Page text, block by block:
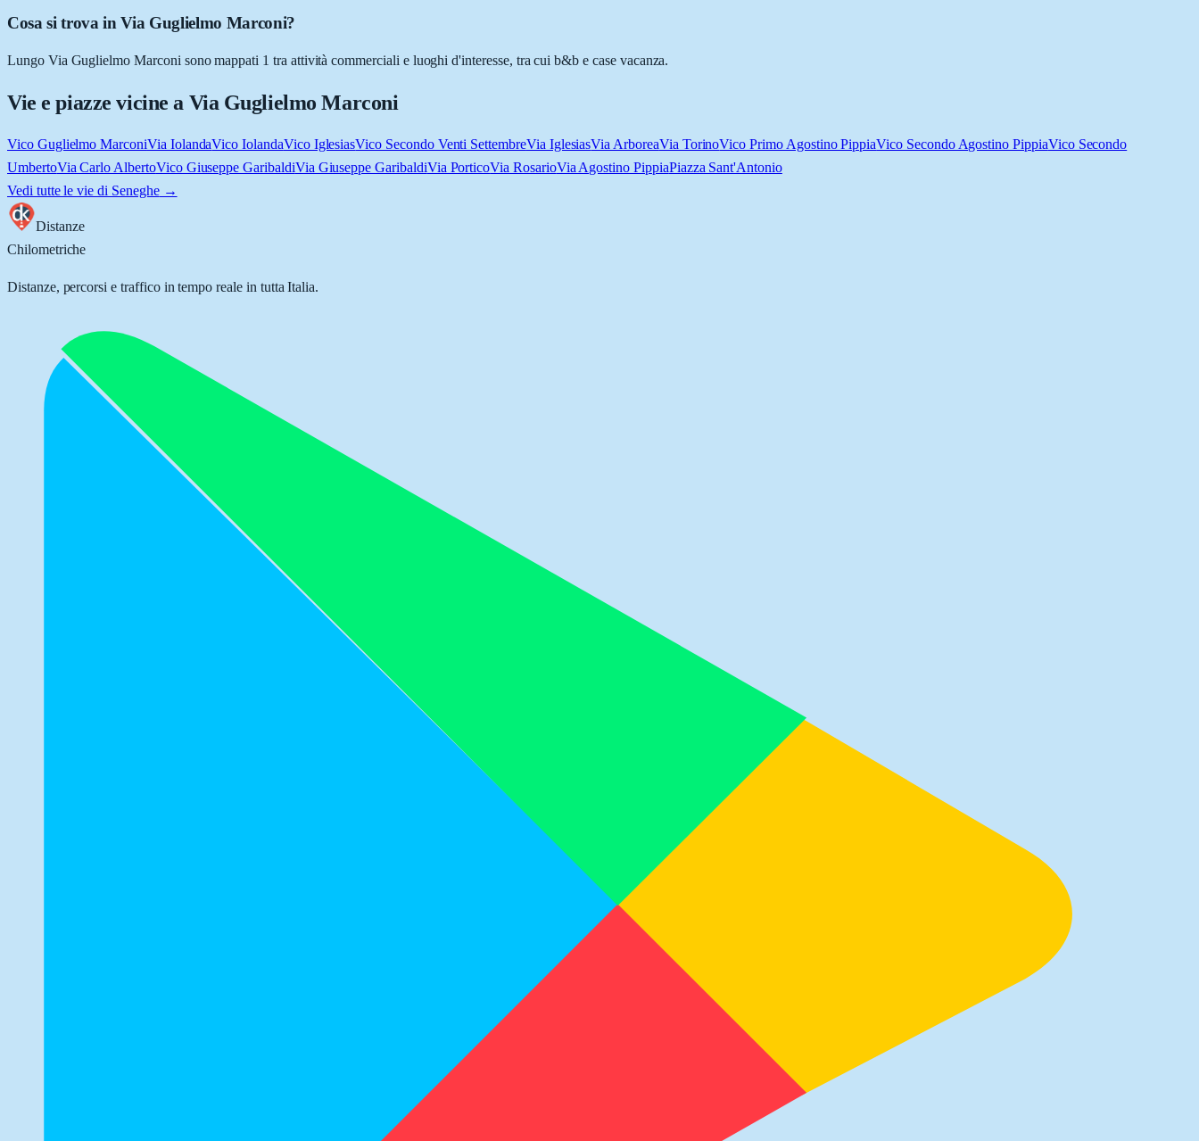
Cosa si trova in Via Guglielmo Marconi?
Lungo Via Guglielmo Marconi sono mappati 1 tra attività commerciali e luoghi d'interesse, tra cui b&b e case vacanza.
Vie e piazze vicine a Via Guglielmo Marconi
Vico Guglielmo MarconiVia IolandaVico IolandaVico IglesiasVico Secondo Venti SettembreVia IglesiasVia ArboreaVia TorinoVico Primo Agostino PippiaVico Secondo Agostino PippiaVico Secondo
UmbertoVia Carlo AlbertoVico Giuseppe GaribaldiVia Giuseppe GaribaldiVia PorticoVia RosarioVia Agostino PippiaPiazza Sant'Antonio
Vedi tutte le vie di Seneghe→
Distanze
Chilometriche
Distanze, percorsi e traffico in tempo reale in tutta Italia.